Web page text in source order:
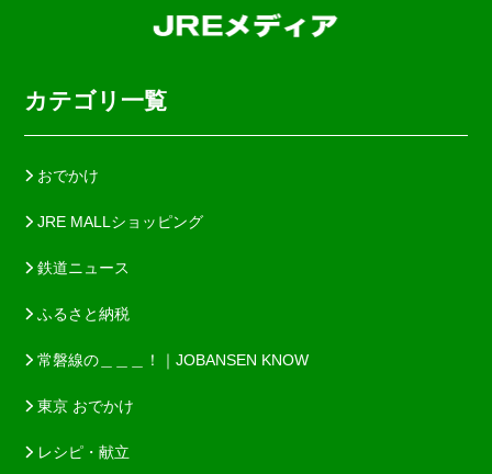
カテゴリ一覧
おでかけ
JRE MALLショッピング
鉄道ニュース
ふるさと納税
常磐線の＿＿＿！｜JOBANSEN KNOW
東京 おでかけ
レシピ・献立